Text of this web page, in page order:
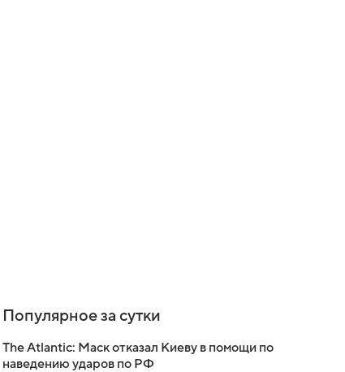
Популярное за сутки
The Atlantic: Маск отказал Киеву в помощи по
наведению ударов по РФ